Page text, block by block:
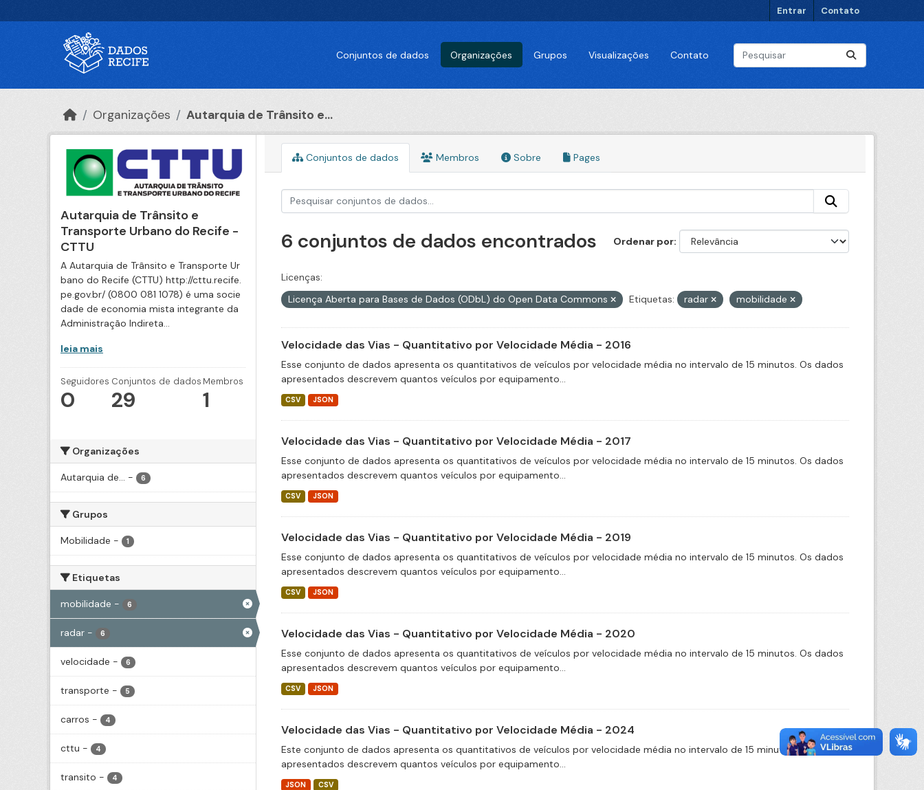
Entrar Contato
Conjuntos de dados Organizações Grupos Visualizações Contato
Organizações Autarquia de Trânsito e...
Autarquia de Trânsito e
Transporte Urbano do Recife -
CTTU
A Autarquia de Trânsito e Transporte Ur
bano do Recife (CTTU) http://cttu.recife.
pe.gov.br/ (0800 081 1078) é uma socie
dade de economia mista integrante da
Administração Indireta...
leia mais
Seguidores
0
Conjuntos de dados
29
Membros
1
Organizações
Autarquia de... - 6
Grupos
Mobilidade - 1
Etiquetas
mobilidade - 6
radar - 6
velocidade - 6
transporte - 5
carros - 4
cttu - 4
transito - 4
Conjuntos de dados Membros Sobre Pages
Ordenar por
6 conjuntos de dados encontrados
Licenças:
Licença Aberta para Bases de Dados (ODbL) do Open Data Commons
Etiquetas: radar mobilidade
Velocidade das Vias - Quantitativo por Velocidade Média - 2016
Esse conjunto de dados apresenta os quantitativos de veículos por velocidade média no intervalo de 15 minutos. Os dados
apresentados descrevem quantos veículos por equipamento...
CSV JSON
Velocidade das Vias - Quantitativo por Velocidade Média - 2017
Esse conjunto de dados apresenta os quantitativos de veículos por velocidade média no intervalo de 15 minutos. Os dados
apresentados descrevem quantos veículos por equipamento...
CSV JSON
Velocidade das Vias - Quantitativo por Velocidade Média - 2019
Esse conjunto de dados apresenta os quantitativos de veículos por velocidade média no intervalo de 15 minutos. Os dados
apresentados descrevem quantos veículos por equipamento...
CSV JSON
Velocidade das Vias - Quantitativo por Velocidade Média - 2020
Esse conjunto de dados apresenta os quantitativos de veículos por velocidade média no intervalo de 15 minutos. Os dados
apresentados descrevem quantos veículos por equipamento...
CSV JSON
Velocidade das Vias - Quantitativo por Velocidade Média - 2024
Este conjunto de dados apresenta os quantitativos de veículos por velocidade média no intervalo de 15 minutos. Os dados
apresentados descrevem quantos veículos por equipamento...
JSON CSV